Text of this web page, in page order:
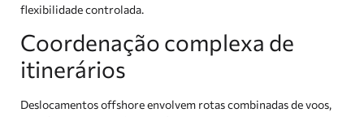
flexibilidade controlada.
Coordenação complexa de
itinerários
Deslocamentos offshore envolvem rotas combinadas de voos,